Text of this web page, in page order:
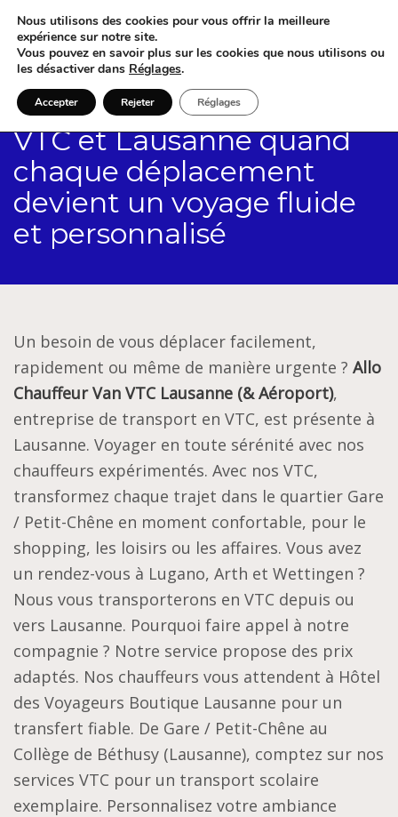
VTC et Lausanne quand
chaque déplacement
devient un voyage fluide
et personnalisé
Un besoin de vous déplacer facilement,
rapidement ou même de manière urgente ? Allo
Chauffeur Van VTC Lausanne (& Aéroport),
entreprise de transport en VTC, est présente à
Lausanne. Voyager en toute sérénité avec nos
chauffeurs expérimentés. Avec nos VTC,
transformez chaque trajet dans le quartier Gare
/ Petit-Chêne en moment confortable, pour le
shopping, les loisirs ou les affaires. Vous avez
un rendez-vous à Lugano, Arth et Wettingen ?
Nous vous transporterons en VTC depuis ou
vers Lausanne. Pourquoi faire appel à notre
compagnie ? Notre service propose des prix
adaptés. Nos chauffeurs vous attendent à Hôtel
des Voyageurs Boutique Lausanne pour un
transfert fiable. De Gare / Petit-Chêne au
Collège de Béthusy (Lausanne), comptez sur nos
services VTC pour un transport scolaire
exemplaire. Personnalisez votre ambiance
Nous utilisons des cookies pour vous offrir la meilleure
expérience sur notre site.
Vous pouvez en savoir plus sur les cookies que nous utilisons ou
les désactiver dans Réglages.
Accepter Rejeter Réglages